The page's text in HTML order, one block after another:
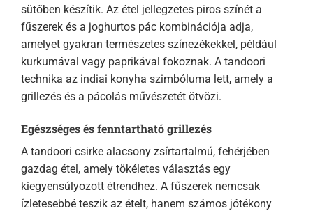
sütőben készítik. Az étel jellegzetes piros színét a
fűszerek és a joghurtos pác kombinációja adja,
amelyet gyakran természetes színezékekkel, például
kurkumával vagy paprikával fokoznak. A tandoori
technika az indiai konyha szimbóluma lett, amely a
grillezés és a pácolás művészetét ötvözi.
Egészséges és fenntartható grillezés
A tandoori csirke alacsony zsírtartalmú, fehérjében
gazdag étel, amely tökéletes választás egy
kiegyensúlyozott étrendhez. A fűszerek nemcsak
ízletesebbé teszik az ételt, hanem számos jótékony